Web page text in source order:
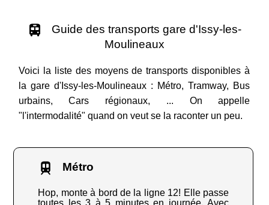
Guide des transports gare d'Issy-les-
Moulineaux
Voici la liste des moyens de transports disponibles à
la gare d'Issy-les-Moulineaux : Métro, Tramway, Bus
urbains, Cars régionaux, ... On appelle
"l'intermodalité" quand on veut se la raconter un peu.
Métro
Hop, monte à bord de la ligne 12! Elle passe